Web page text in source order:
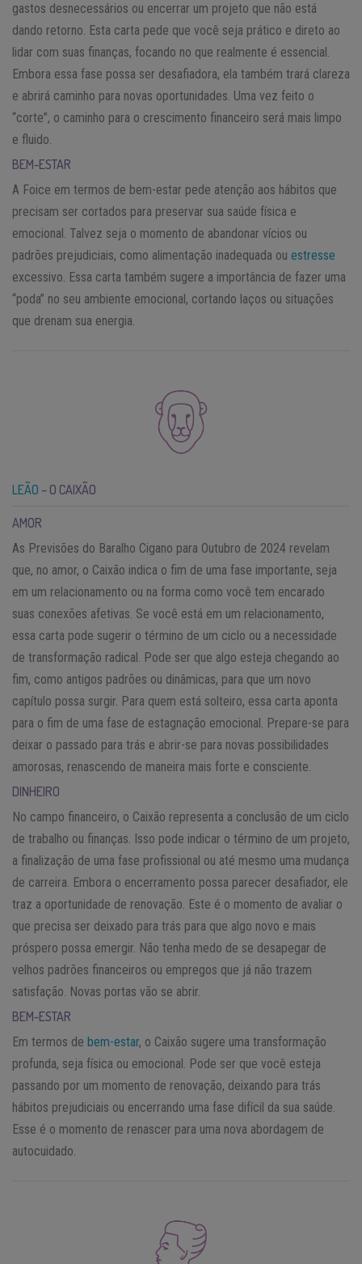
gastos desnecessários ou encerrar um projeto que não está
dando retorno. Esta carta pede que você seja prático e direto ao
lidar com suas finanças, focando no que realmente é essencial.
Embora essa fase possa ser desafiadora, ela também trará clareza
e abrirá caminho para novas oportunidades. Uma vez feito o
“corte”, o caminho para o crescimento financeiro será mais limpo
e fluido.
BEM-ESTAR
A Foice em termos de bem-estar pede atenção aos hábitos que
precisam ser cortados para preservar sua saúde física e
emocional. Talvez seja o momento de abandonar vícios ou
padrões prejudiciais, como alimentação inadequada ou estresse
excessivo. Essa carta também sugere a importância de fazer uma
“poda” no seu ambiente emocional, cortando laços ou situações
que drenam sua energia.
LEÃO – O CAIXÃO
AMOR
As Previsões do Baralho Cigano para Outubro de 2024 revelam
que, no amor, o Caixão indica o fim de uma fase importante, seja
em um relacionamento ou na forma como você tem encarado
suas conexões afetivas. Se você está em um relacionamento,
essa carta pode sugerir o término de um ciclo ou a necessidade
de transformação radical. Pode ser que algo esteja chegando ao
fim, como antigos padrões ou dinâmicas, para que um novo
capítulo possa surgir. Para quem está solteiro, essa carta aponta
para o fim de uma fase de estagnação emocional. Prepare-se para
deixar o passado para trás e abrir-se para novas possibilidades
amorosas, renascendo de maneira mais forte e consciente.
DINHEIRO
No campo financeiro, o Caixão representa a conclusão de um ciclo
de trabalho ou finanças. Isso pode indicar o término de um projeto,
a finalização de uma fase profissional ou até mesmo uma mudança
de carreira. Embora o encerramento possa parecer desafiador, ele
traz a oportunidade de renovação. Este é o momento de avaliar o
que precisa ser deixado para trás para que algo novo e mais
próspero possa emergir. Não tenha medo de se desapegar de
velhos padrões financeiros ou empregos que já não trazem
satisfação. Novas portas vão se abrir.
BEM-ESTAR
Em termos de bem-estar, o Caixão sugere uma transformação
profunda, seja física ou emocional. Pode ser que você esteja
passando por um momento de renovação, deixando para trás
hábitos prejudiciais ou encerrando uma fase difícil da sua saúde.
Esse é o momento de renascer para uma nova abordagem de
autocuidado.